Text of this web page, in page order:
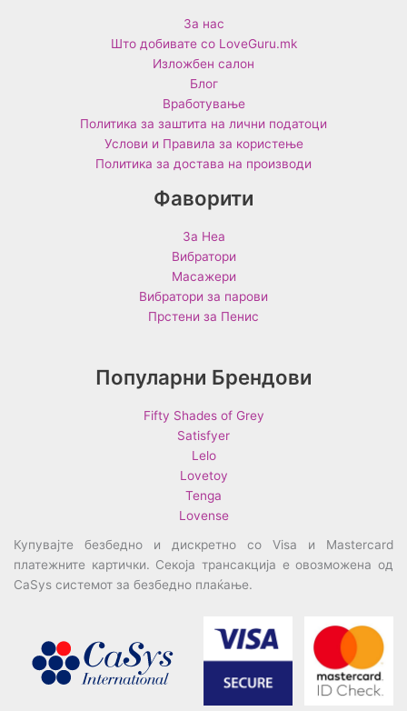
За нас
Што добивате со LoveGuru.mk
Изложбен салон
Блог
Вработување
Политика за заштита на лични податоци
Услови и Правила за користење
Политика за достава на производи
Фаворити
За Неа
Вибратори
Масажери
Вибратори за парови
Прстени за Пенис
Популарни Брендови
Fifty Shades of Grey
Satisfyer
Lelo
Lovetoy
Tenga
Lovense
Купувајте безбедно и дискретно со Visa и Mastercard
платежните картички. Секоја трансакција е овозможена од
CaSys системот за безбедно плаќање.